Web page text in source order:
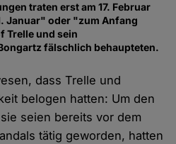
traten erst am 17. Februar
Januar" oder "zum Anfang
Trelle und sein
fälschlich behaupteten.
dass Trelle und
belogen hatten: Um den
seien bereits vor dem
tätig geworden, hatten